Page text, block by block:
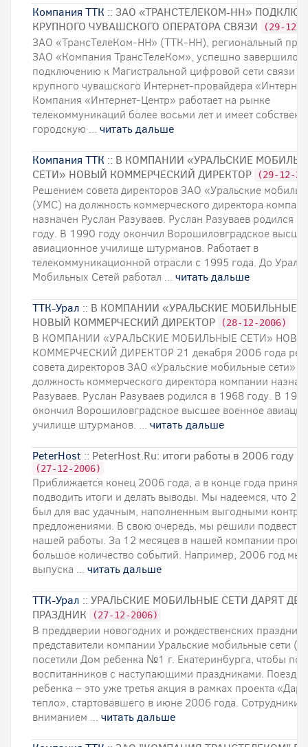
Компания ТТК :: ЗАО «ТРАНСТЕЛЕКОМ-НН»
КРУПНОГО ЧУВАШСКОГО ОПЕРАТОРА СВЯЗИ
(29-12-
ЗАО «ТрансТелеКом-НН» (ТТК-НН), региональный
ЗАО «Компания ТрансТелеКом», успешно завершило
подключению к Магистральной цифровой сети связи
крупного чувашского Интернет-провайдера
Компания «Интернет-Центр» работает на рынке
телекоммуникаций более восьми лет и имеет
городскую ... читать дальше
Компания ТТК :: В КОМПАНИИ «УРАЛЬСКИЕ
СЕТИ» НОВЫЙ КОММЕРЧЕСКИЙ ДИРЕКТОР
(29-12-
Решением совета директоров ЗАО «Уральские
(УМС) на должность коммерческого директора
назначен Руслан Разуваев. Руслан Разуваев родился в
году. В 1990 году окончил Ворошиловградское
авиационное училище штурманов. Работает в
телекоммуникационной отрасли с 1995 года. До
Мобильных Сетей работал ... читать дальше
ТТК-Урал :: В КОМПАНИИ «УРАЛЬСКИЕ МОБИЛЬНЫЕ
НОВЫЙ КОММЕРЧЕСКИЙ ДИРЕКТОР
(28-12-2006)
В КОМПАНИИ «УРАЛЬСКИЕ МОБИЛЬНЫЕ СЕТИ»
КОММЕРЧЕСКИЙ ДИРЕКТОР 21 декабря 2006 года
совета директоров ЗАО «Уральские мобильные сети»
должность коммерческого директора компании
Разуваев. Руслан Разуваев родился в 1968 году. В
окончил Ворошиловградское высшее военное
училище штурманов. ... читать дальше
PeterHost :: PeterHost.Ru: итоги работы в 2006 году
(27-12-2006)
Приближается конец 2006 года, а в конце года принято
подводить итоги и делать выводы. Мы надеемся, что
был для вас удачным, наполненным выгодными
предложениями. В свою очередь, мы решили подвести
нашей работы. За 12 месяцев в нашей компании
большое количество событий. Например, 2006 год мы
выпуска ... читать дальше
ТТК-Урал :: УРАЛЬСКИЕ МОБИЛЬНЫЕ СЕТИ ДАРЯТ
ПРАЗДНИК
(27-12-2006)
В преддверии новогодних и рождественских
представители компании Уральские мобильные сети
посетили Дом ребенка №1 г. Екатеринбурга, чтобы
воспитанников с наступающими праздниками.
ребенка – это уже третья акция в рамках проекта
тепло», стартовавшего в июне 2006 года. Сотрудники
вниманием ... читать дальше